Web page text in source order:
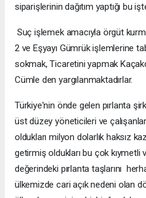
siparişlerinin dağıtım yaptığı bu
Suç işlemek amacıyla örgüt
2 ve Eşyayı Gümrük işlemlerine
sokmak, Ticaretini yapmak
Cümle den yargılanmaktadırlar.
Türkiye'nin önde gelen pırlanta
üst düzey yöneticileri ve
oldukları milyon dolarlık haksız
getirmiş oldukları bu çok kıymetli
değerindeki pırlanta taşlarını
ülkemizde cari açık nedeni olan